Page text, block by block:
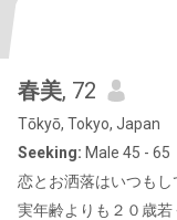
春美, 72
Tōkyō, Tokyo, Japan
Seeking: Male 45 - 65
恋とお洒落はいつもし
実年齢よりも２０歳